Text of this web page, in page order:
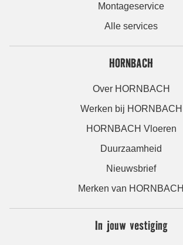
Montageservice
Alle services
HORNBACH
Over HORNBACH
Werken bij HORNBACH
HORNBACH Vloeren
Duurzaamheid
Nieuwsbrief
Merken van HORNBACH
In jouw vestiging